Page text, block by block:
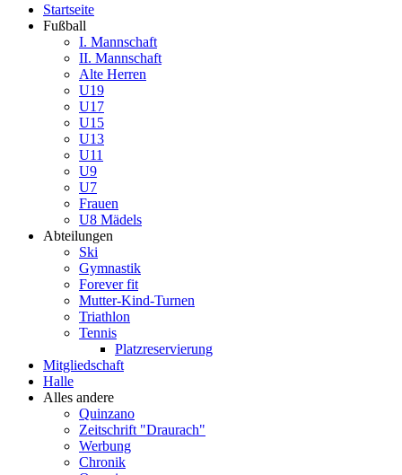
Startseite
Fußball
I. Mannschaft
II. Mannschaft
Alte Herren
U19
U17
U15
U13
U11
U9
U7
Frauen
U8 Mädels
Abteilungen
Ski
Gymnastik
Forever fit
Mutter-Kind-Turnen
Triathlon
Tennis
Platzreservierung
Mitgliedschaft
Halle
Alles andere
Quinzano
Zeitschrift "Draurach"
Werbung
Chronik